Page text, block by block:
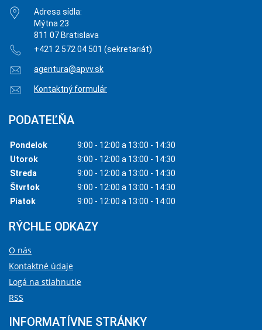
Adresa sídla:
Mýtna 23
811 07 Bratislava
+421 2 572 04 501 (sekretariát)
agentura@apvv.sk
Kontaktný formulár
PODATEĽŇA
Pondelok
9:00 - 12:00 a 13:00 - 14:30
Utorok
9:00 - 12:00 a 13:00 - 14:30
Streda
9:00 - 12:00 a 13:00 - 14:30
Štvrtok
9:00 - 12:00 a 13:00 - 14:30
Piatok
9:00 - 12:00 a 13:00 - 14:00
RÝCHLE ODKAZY
O nás
Kontaktné údaje
Logá na stiahnutie
RSS
INFORMATÍVNE STRÁNKY